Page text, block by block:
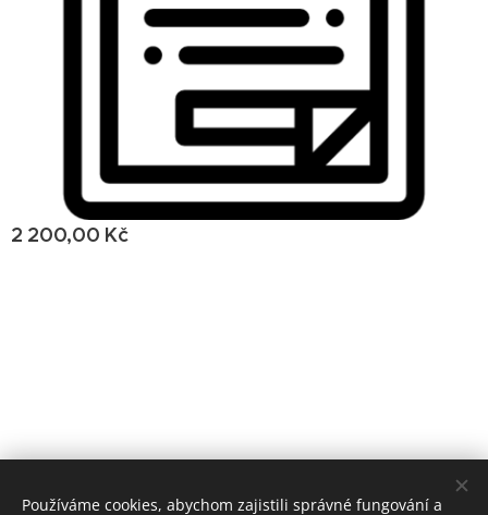
2 200,00 Kč
© 2022 IriFit, Uzbecká, Brno 62500
Používáme cookies, abychom zajistili správné fungování a